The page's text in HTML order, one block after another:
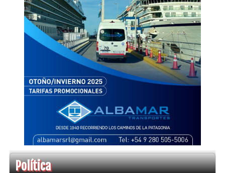
Política